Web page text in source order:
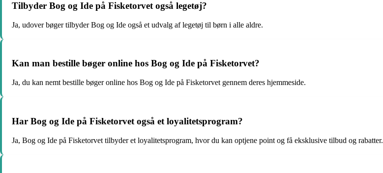
Tilbyder Bog og Ide på Fisketorvet også legetøj?
Ja, udover bøger tilbyder Bog og Ide også et udvalg af legetøj til børn i alle aldre.
Kan man bestille bøger online hos Bog og Ide på Fisketorvet?
Ja, du kan nemt bestille bøger online hos Bog og Ide på Fisketorvet gennem deres hjemmeside.
Har Bog og Ide på Fisketorvet også et loyalitetsprogram?
Ja, Bog og Ide på Fisketorvet tilbyder et loyalitetsprogram, hvor du kan optjene point og få eksklusive tilbud og rabatter.